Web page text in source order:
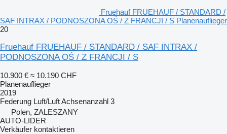
Fruehauf FRUEHAUF / STANDARD /
SAF INTRAX / PODNOSZONA OŚ / Z FRANCJI / S Planenauflieger
20
Fruehauf FRUEHAUF / STANDARD / SAF INTRAX /
PODNOSZONA OŚ / Z FRANCJI / S
10.900 € ≈ 10.190 CHF
Planenauflieger
2019
Federung Luft/LuftAchsenanzahl 3
Polen, ZALESZANY
AUTO-LIDER
Verkäufer kontaktieren